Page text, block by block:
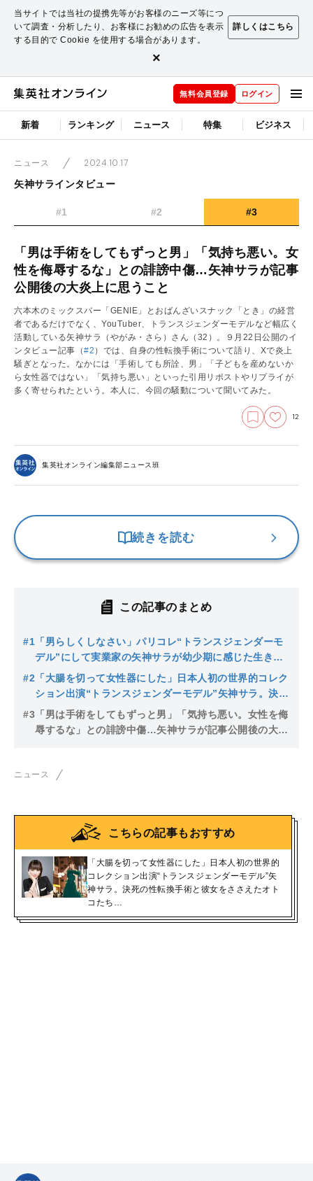
当サイトでは当社の提携先等がお客様のニーズ等につ
いて調査・分析したり、お客様にお勧めの広告を表示
する目的で Cookie を使用する場合があります。
詳しくはこちら
×
無料会員登録 ログイン
新着 ランキング ニュース 特集 ビジネス
ニュース
2024.10.17
矢神サラインタビュー
#1 #2 #3
「男は手術をしてもずっと男」「気持ち悪い。女
性を侮辱するな」との誹謗中傷…矢神サラが記事
公開後の大炎上に思うこと
六本木のミックスバー「GENIE」とおばんざいスナック「とき」の経営
者であるだけでなく、YouTuber、トランスジェンダーモデルなど幅広く
活動している矢神サラ（やがみ・さら）さん（32）。９月22日公開のイ
ンタビュー記事 （#2 ） では、自身の性転換手術について語り、Xで炎上
騒ぎとなった。なかには「手術しても所詮、男」「子どもを産めないか
ら女性器ではない」「気持ち悪い」といった引用リポストやリプライが
多く寄せられたという。本人に、今回の騒動について聞いてみた。
12
集英社オンライン編集部ニュース班
続きを読む
この記事のまとめ
#1 「男らしくしなさい」パリコレ“トランスジェンダーモ
デル”にして実業家の矢神サラが幼少期に感じた生きづ
らさ。「骨切り」の整形と性転換で総額2000万、夜の
世界に憧れて…
#2 「大腸を切って女性器にした」日本人初の世界的コレク
ション出演“トランスジェンダーモデル”矢神サラ。決死
の性転換手術と彼女をささえたオトコたち…
#3 「男は手術をしてもずっと男」「気持ち悪い。女性を侮
辱するな」との誹謗中傷…矢神サラが記事公開後の大炎
ニュース
こちらの記事もおすすめ
「大腸を切って女性器にした」日本人初の世界的
コレクション出演“トランスジェンダーモデル”矢
神サラ。決死の性転換手術と彼女をささえたオト
コたち…